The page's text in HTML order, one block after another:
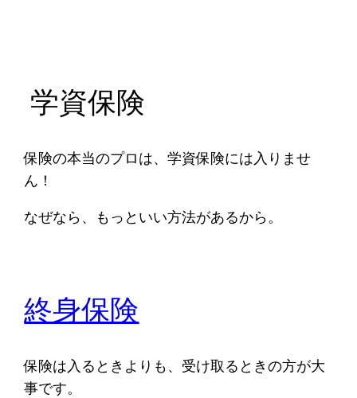
学資保険
保険の本当のプロは、学資保険には入りませ
ん！
なぜなら、もっといい方法があるから。
終身保険
保険は入るときよりも、受け取るときの方が大
事です。